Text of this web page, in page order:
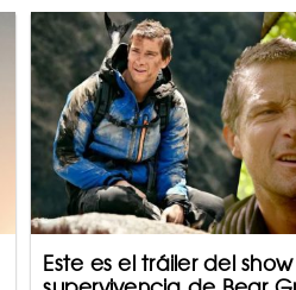
Este es el tráiler del